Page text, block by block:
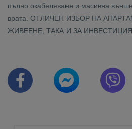
пълно окабеляване и масивна
врата. ОТЛИЧЕН ИЗБОР НА
ЖИВЕЕНЕ, ТАКА И ЗА